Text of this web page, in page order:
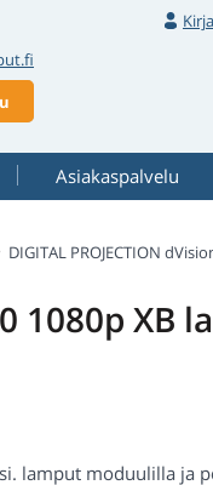
Asiakaspalvelu
DIGITAL PROJECTION
1080p XB
lamput moduulilla ja